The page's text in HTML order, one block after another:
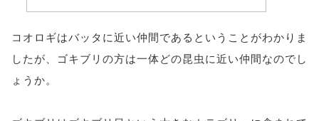
コオロギはバッタに近い仲間であるということがわかりま
したが、ゴキブリの方は一体どの昆虫に近い仲間なのでし
ょうか。